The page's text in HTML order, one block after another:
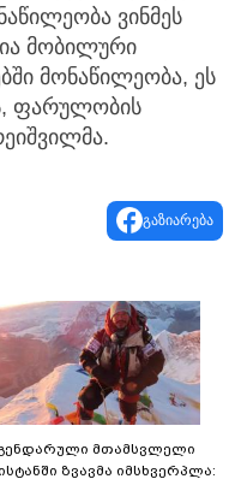
ვინმეს
მობილური
მონაწილეობა, ეს
ფარულობის
გაზიარება
მთამსვლელი
ზვავმა იმსხვერპლა: